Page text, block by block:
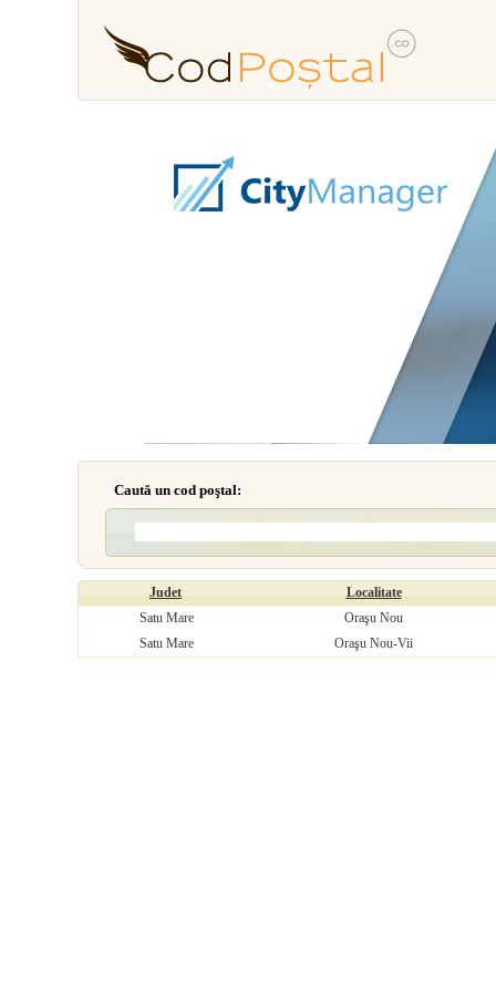
Caută un cod poştal:
Judet
Localitate
Satu Mare
Oraşu Nou
Satu Mare
Oraşu Nou-Vii